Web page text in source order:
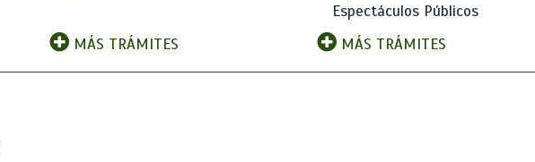
MÁS TRÁMITES
Espectáculos Públicos
MÁS TRÁMITES